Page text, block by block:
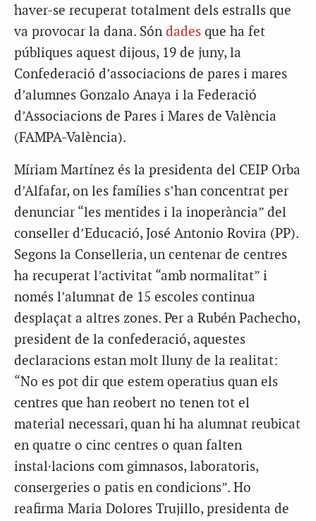
haver-se recuperat totalment dels estralls que
va provocar la dana. Són dades que ha fet
públiques aquest dijous, 19 de juny, la
Confederació d’associacions de pares i mares
d’alumnes Gonzalo Anaya i la Federació
d’Associacions de Pares i Mares de València
(FAMPA-València).
Míriam Martínez és la presidenta del CEIP Orba
d’Alfafar, on les famílies s’han concentrat per
denunciar “les mentides i la inoperància” del
conseller d’Educació, José Antonio Rovira (PP).
Segons la Conselleria, un centenar de centres
ha recuperat l’activitat “amb normalitat” i
només l’alumnat de 15 escoles continua
desplaçat a altres zones. Per a Rubén Pachecho,
president de la confederació, aquestes
declaracions estan molt lluny de la realitat:
“No es pot dir que estem operatius quan els
centres que han reobert no tenen tot el
material necessari, quan hi ha alumnat reubicat
en quatre o cinc centres o quan falten
instal·lacions com gimnasos, laboratoris,
consergeries o patis en condicions”. Ho
reafirma Maria Dolores Trujillo, presidenta de